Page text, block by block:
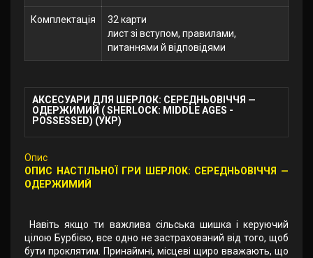
Комплектація
32 карти
лист зі вступом, правилами,
питаннями й відповідями
АКСЕСУАРИ ДЛЯ ШЕРЛОК: СЕРЕДНЬОВІЧЧЯ —
ОДЕРЖИМИЙ ( SHERLOCK: MIDDLE AGES -
POSSESSED) (УКР)
Опис
ОПИС НАСТІЛЬНОЇ ГРИ ШЕРЛОК: СЕРЕДНЬОВІЧЧЯ —
ОДЕРЖИМИЙ
Навіть якщо ти важлива сільська шишка і керуючий
цілою Бурбією, все одно не застрахований від того, щоб
бути проклятим. Принаймні, місцеві щиро вважають, що